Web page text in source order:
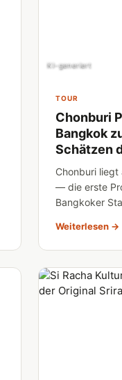
KI-generiert
TOUR
Chonburi
Bangkok
Schätzen
Chonburi
— die erste
Bangkoker
Weiterlesen →